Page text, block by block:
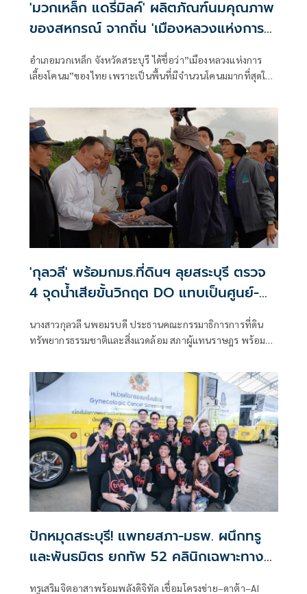
'มวกเหล็ก แดรี่มิลค์' ผลิตภัณฑ์นมคุณภาพ
ของสหกรณ์ จากถิ่น 'เมืองหลวงแห่งการ
เลี้ยงโคนม' ไทย
อำเภอมวกเหล็ก จังหวัดสระบุรี ได้ชื่อว่า”เมืองหลวงแห่งการ
เลี้ยงโคนม”ของไทย เพราะเป็นพื้นที่มีจำนวนโคนมมากที่สุดใน
มวกเหล็ก จำกัด ถือเป็นหนึ่งในสถาบันเกษตรกรผู้เลี้ยงโคนมที่
สำคัญและมีความเก่าแก่ที่สุดแห่งหนึ่งในประเทศไทย
'กุลวลี' พร้อมกมธ.ที่ดินฯ ลุยสระบุรี ตรวจ
4 จุดน้ำเสียขั้นวิกฤต DO แทบเป็นศูนย์-
ปลาตายเกลื่อน สั่งส่งแล็บหาต้นตอมลพิษ
พร้อมหนุนตั้งหน่วยเคลื่อนที่เร็วลงตรวจ
ทันที ช่วยชาวบ้านเก็บหลักฐาน
นางสาวกุลวลี นพอมรบดี ประธานคณะกรรมาธิการการที่ดิน
ทรัพยากรธรรมชาติและสิ่งแวดล้อม สภาผู้แทนราษฎร พร้อม
ร่วมกับหน่วยงานที่เกี่ยวข้อง 15 หน่วยงาน ในการแก้ไขปัญหา
น้ำเสียสร้างความเดือดร้อนให้แก่ประชาชน
ปักหมุดสระบุรี! แพทยสภา-มธพ. ผนึกทรู
และพันธมิตร ยกทัพ 52 คลินิกเฉพาะทาง
ออกหน่วยแพทย์อาสาฯครั้งใหญ่
ทรูเสริมจิตอาสาพร้อมพลังดิจิทัล เชื่อมโครงข่าย–ดาต้า–AI